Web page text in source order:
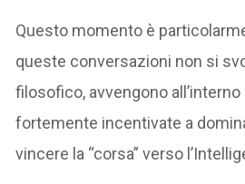
Questo momento è
queste conversazioni non si
filosofico, avvengono
fortemente incentivate a
vincere la “corsa” verso